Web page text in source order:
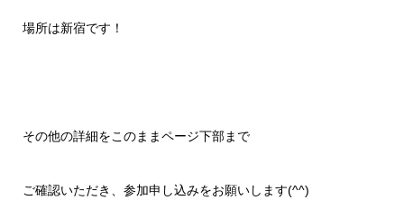
場所は新宿です！
その他の詳細をこのままページ下部まで
ご確認いただき、参加申し込みをお願いします(^^)